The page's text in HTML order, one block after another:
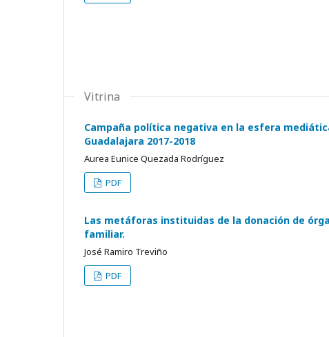
Vitrina
Campaña política negativa en la esfera
Guadalajara 2017-2018
Aurea Eunice Quezada Rodríguez
PDF
Las metáforas instituidas de la donación de
familiar.
José Ramiro Treviño
PDF